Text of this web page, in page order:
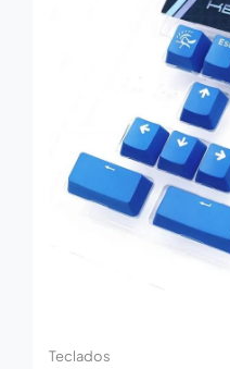
Teclados